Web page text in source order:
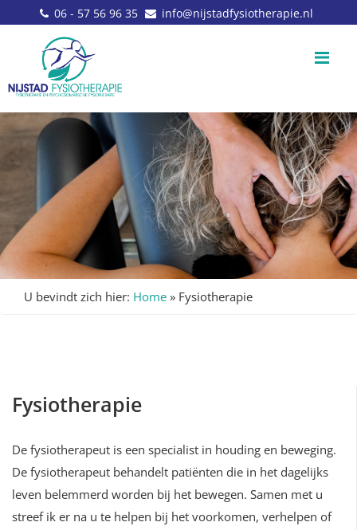
06 - 57 56 96 35 info@nijstadfysiotherapie.nl
U bevindt zich hier: Home » Fysiotherapie
Fysiotherapie
De fysiotherapeut is een specialist in houding en beweging.
De fysiotherapeut behandelt patiënten die in het dagelijks
leven belemmerd worden bij het bewegen. Samen met u
streef ik er na u te helpen bij het voorkomen, verhelpen of